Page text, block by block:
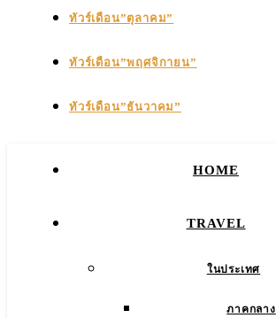
ทัวร์เดือน”ตุลาคม”
ทัวร์เดือน”พฤศจิกายน”
ทัวร์เดือน”ธันวาคม”
HOME
TRAVEL
ในประเทศ
ภาคกลาง